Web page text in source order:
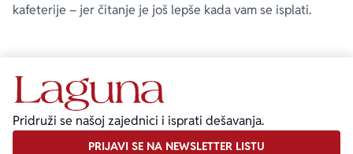
kafeterije – jer čitanje je još lepše kada vam se isplati.
Pridruži se našoj zajednici i isprati dešavanja.
PRIJAVI SE NA NEWSLETTER LISTU